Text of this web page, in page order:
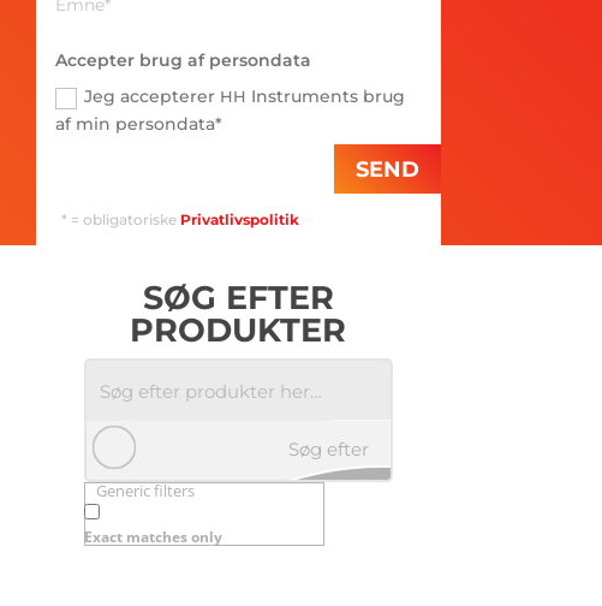
Accepter brug af persondata
Jeg accepterer HH Instruments brug
af min persondata*
SEND
* = obligatoriske Privatlivspolitik
SØG EFTER
PRODUKTER
Søg efter
Generic filters
Exact matches only